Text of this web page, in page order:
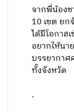
จากพี่น้องช
10 เขต ยก
ได้มีโอกาส
อยากให้น
บรรยากาศ
ทั้งจังหวัด
.